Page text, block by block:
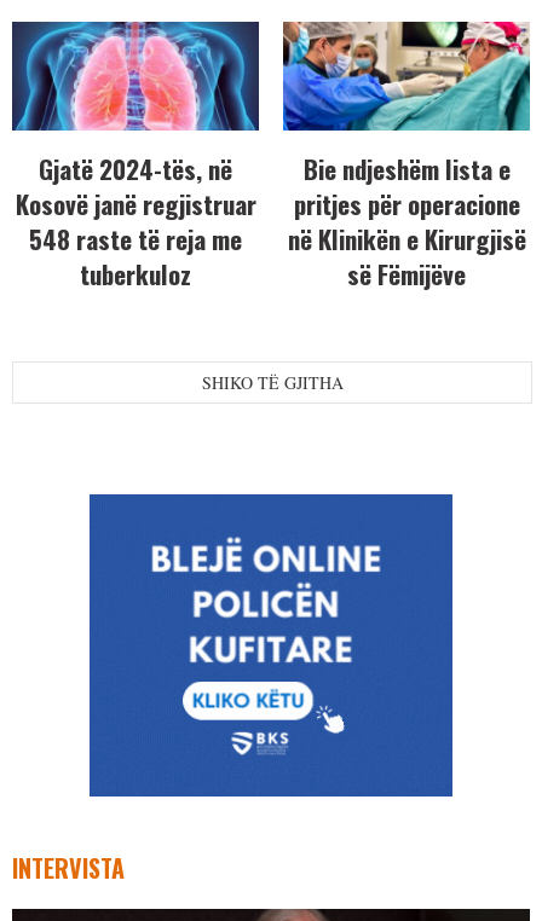
Gjatë 2024-tës, në
Kosovë janë regjistruar
548 raste të reja me
tuberkuloz
Bie ndjeshëm lista e
pritjes për operacione
në Klinikën e Kirurgjisë
së Fëmijëve
SHIKO TË GJITHA
INTERVISTA